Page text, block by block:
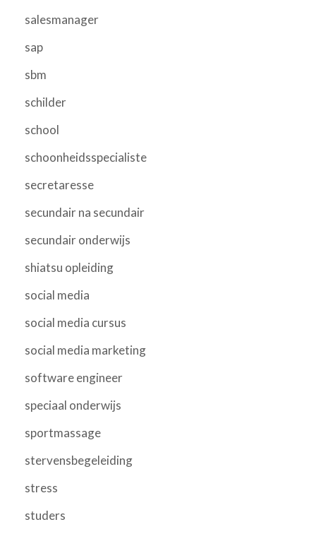
salesmanager
sap
sbm
schilder
school
schoonheidsspecialiste
secretaresse
secundair na secundair
secundair onderwijs
shiatsu opleiding
social media
social media cursus
social media marketing
software engineer
speciaal onderwijs
sportmassage
stervensbegeleiding
stress
studers